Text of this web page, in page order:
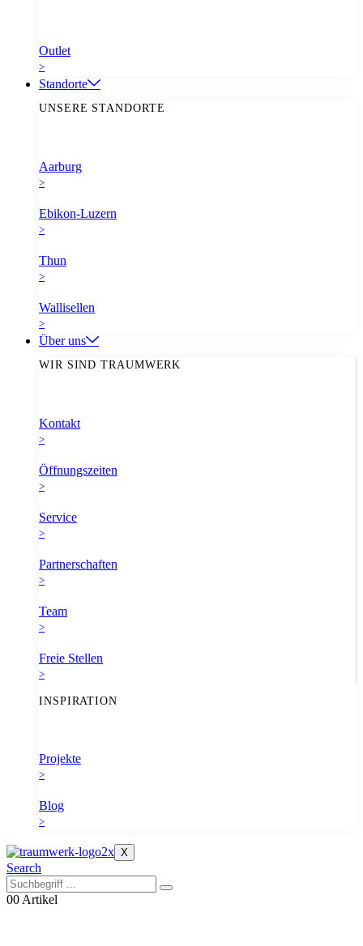
Outlet
>
Standorte
UNSERE STANDORTE
Aarburg
>
Ebikon-Luzern
>
Thun
>
Wallisellen
>
Über uns
WIR SIND TRAUMWERK
Kontakt
>
Öffnungszeiten
>
Service
>
Partnerschaften
>
Team
>
Freie Stellen
>
INSPIRATION
Projekte
>
Blog
>
X
Search
00 Artikel